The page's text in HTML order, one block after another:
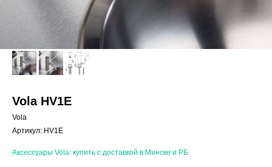
Vola HV1E
Vola
Артикул: HV1E
Аксессуары Vola: купить с доставкой в Минске и РБ